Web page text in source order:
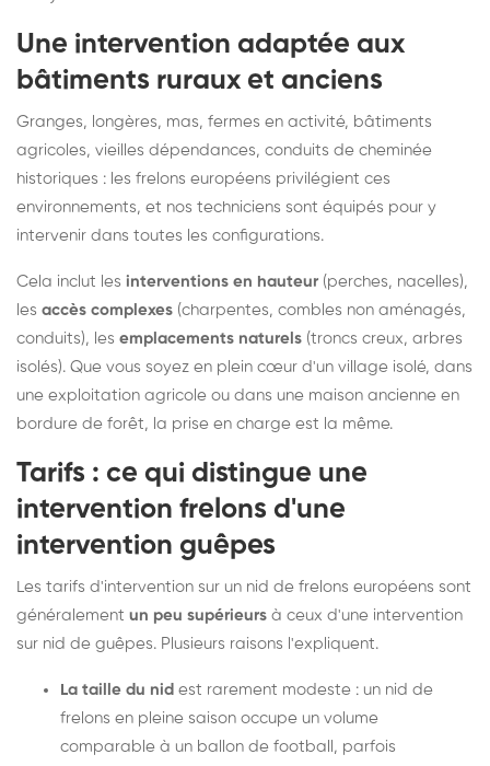
Une intervention adaptée aux
bâtiments ruraux et anciens
Granges, longères, mas, fermes en activité, bâtiments
agricoles, vieilles dépendances, conduits de cheminée
historiques : les frelons européens privilégient ces
environnements, et nos techniciens sont équipés pour y
intervenir dans toutes les configurations.
Cela inclut les interventions en hauteur (perches, nacelles),
les accès complexes (charpentes, combles non aménagés,
conduits), les emplacements naturels (troncs creux, arbres
isolés). Que vous soyez en plein cœur d'un village isolé, dans
une exploitation agricole ou dans une maison ancienne en
bordure de forêt, la prise en charge est la même.
Tarifs : ce qui distingue une
intervention frelons d'une
intervention guêpes
Les tarifs d'intervention sur un nid de frelons européens sont
généralement un peu supérieurs à ceux d'une intervention
sur nid de guêpes. Plusieurs raisons l'expliquent.
La taille du nid est rarement modeste : un nid de
frelons en pleine saison occupe un volume
comparable à un ballon de football, parfois